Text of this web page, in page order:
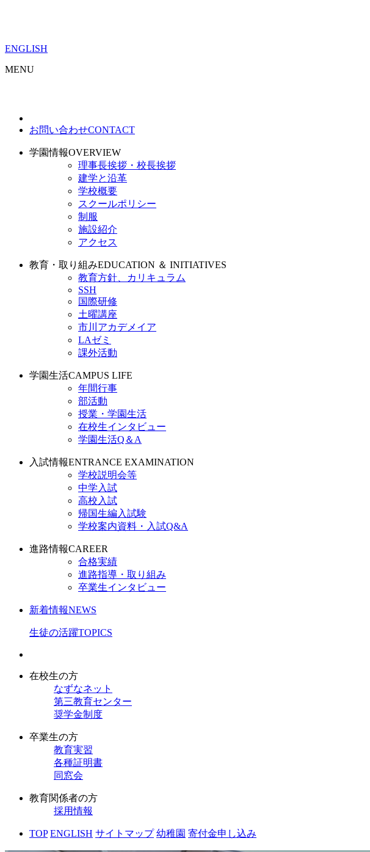
ENGLISH
MENU
お問い合わせCONTACT
学園情報OVERVIEW
理事長挨拶・校長挨拶
建学と沿革
学校概要
スクールポリシー
制服
施設紹介
アクセス
教育・取り組みEDUCATION ＆ INITIATIVES
教育方針、カリキュラム
SSH
国際研修
土曜講座
市川アカデメイア
LAゼミ
課外活動
学園生活CAMPUS LIFE
年間行事
部活動
授業・学園生活
在校生インタビュー
学園生活Q＆A
入試情報ENTRANCE EXAMINATION
学校説明会等
中学入試
高校入試
帰国生編入試験
学校案内資料・入試Q&A
進路情報CAREER
合格実績
進路指導・取り組み
卒業生インタビュー
新着情報NEWS
生徒の活躍TOPICS
在校生の方
なずなネット
第三教育センター
奨学金制度
卒業生の方
教育実習
各種証明書
同窓会
教育関係者の方
採用情報
TOP ENGLISH サイトマップ 幼稚園 寄付金申し込み